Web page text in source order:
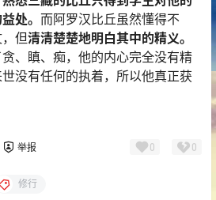
处。 而阿罗汉比丘虽然懂得不
但清清楚楚地明白其中的精义。
、瞋、痴，他的内心完全没有精
没有任何的执着，所以他真正获
举报 0 0
修行